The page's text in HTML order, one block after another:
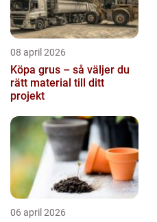
08 april 2026
Köpa grus – så väljer du
rätt material till ditt
projekt
06 april 2026